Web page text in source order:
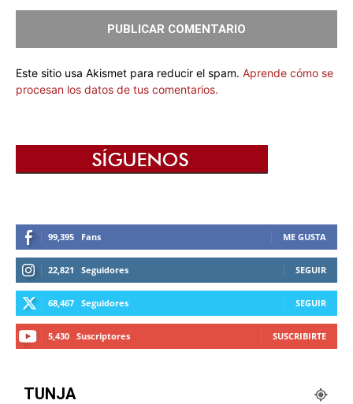
Este sitio usa Akismet para reducir el spam. Aprende cómo se
procesan los datos de tus comentarios.
99,395 Fans ME GUSTA
22,821 Seguidores SEGUIR
68,467 Seguidores SEGUIR
5,430 Suscriptores SUSCRIBIRTE
TUNJA